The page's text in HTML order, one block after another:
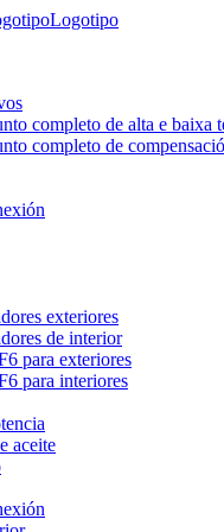
Logotipo
completo de alta e baixa
completo de
exteriores
de interior
para exteriores
para interiores
aceite